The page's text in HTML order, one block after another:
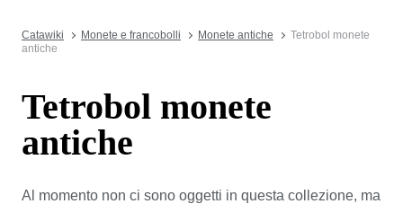
Catawiki Monete e francobolli Monete antiche
Tetrobol monete
antiche
Tetrobol monete
antiche
Al momento non ci sono oggetti in questa collezione, ma